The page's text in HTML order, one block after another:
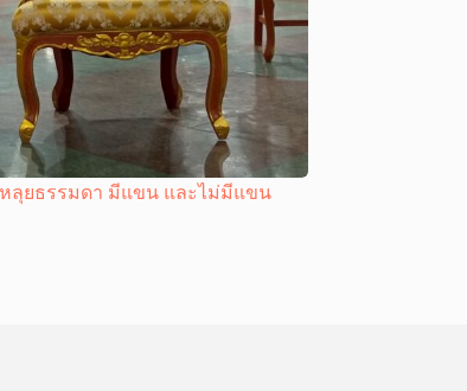
ลุยธรรมดา มีแขน และไม่มีแขน